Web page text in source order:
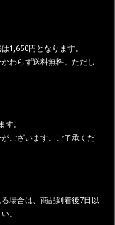
1,650円となります。
わらず送料無料。ただし
。
ございます。ご了承くだ
場合は、商品到着後7日以
。